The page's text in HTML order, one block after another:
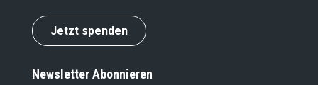
Jetzt spenden
Newsletter Abonnieren